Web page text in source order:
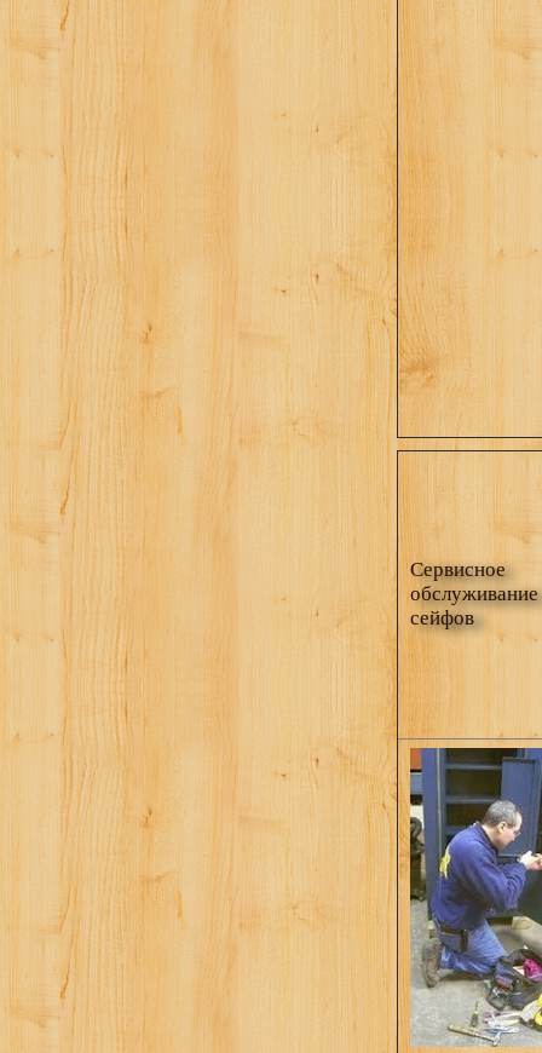
Сервисное
обслуживание
сейфов